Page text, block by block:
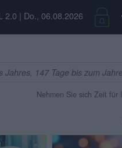
2.0 | Do., 06.08.2026
Jahres, 147 Tage bis zum
Nehmen Sie sich Zeit für